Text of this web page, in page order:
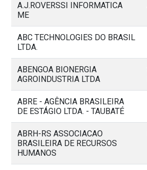
A.J.ROVERSSI INFORMATICA
ME
ABC TECHNOLOGIES DO BRASIL
LTDA.
ABENGOA BIONERGIA
AGROINDUSTRIA LTDA
ABRE - AGÊNCIA BRASILEIRA
DE ESTÁGIO LTDA. - TAUBATÉ
ABRH-RS ASSOCIACAO
BRASILEIRA DE RECURSOS
HUMANOS